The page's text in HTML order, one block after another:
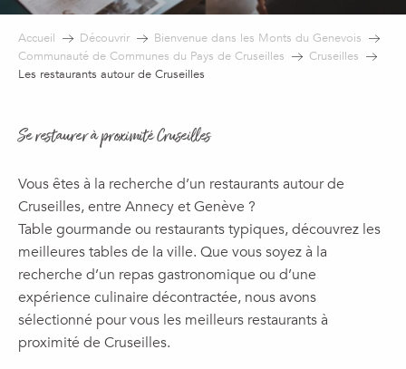
Accueil Découvrir
Bienvenue dans les Monts du Genevois
Communauté de Communes du Pays de Cruseilles
Cruseilles
Les restaurants autour de Cruseilles
Se restaurer à proximité Cruseilles
Vous êtes à la recherche d’un restaurants autour de
Cruseilles, entre Annecy et Genève ?
Table gourmande ou restaurants typiques, découvrez les
meilleures tables de la ville. Que vous soyez à la
recherche d’un repas gastronomique ou d’une
expérience culinaire décontractée, nous avons
sélectionné pour vous les meilleurs restaurants à
proximité de Cruseilles.